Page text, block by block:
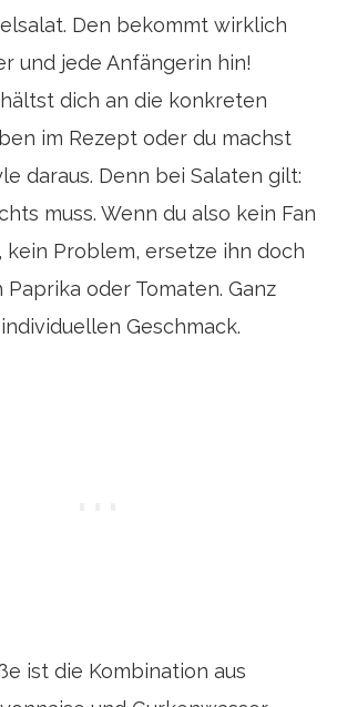
Den bekommt wirklich
und jede Anfängerin hin!
dich an die konkreten
im Rezept oder du machst
daraus. Denn bei Salaten gilt:
muss. Wenn du also kein Fan
kein Problem, ersetze ihn doch
oder Tomaten. Ganz
Geschmack.
ist die Kombination aus